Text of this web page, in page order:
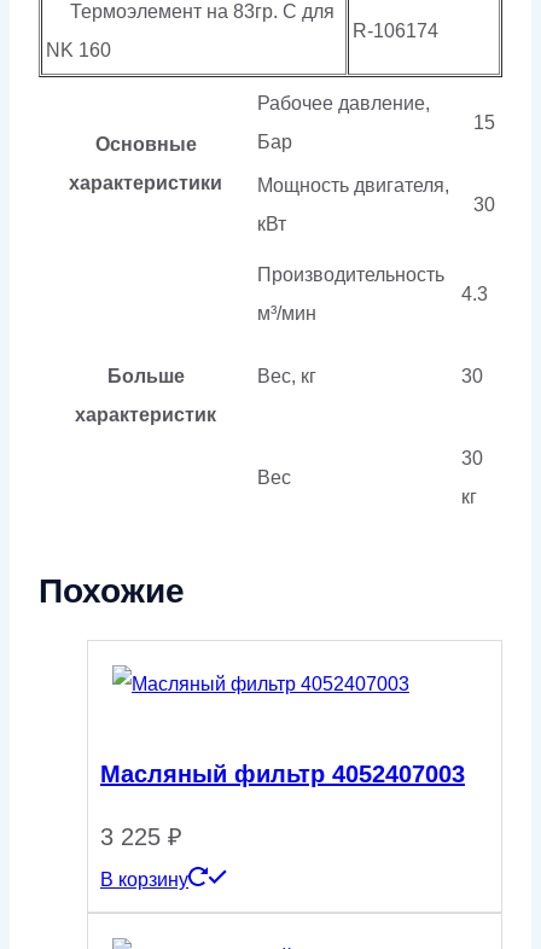
Термоэлемент на 83гр. С для
NK 160
R-106174
Основные
характеристики
Рабочее давление,
Бар
15
Мощность двигателя,
кВт
30
Больше
характеристик
Производительность
м³/мин
4.3
Вес, кг 30
Вес
30
кг
Похожие
Масляный фильтр 4052407003
3 225 ₽
В корзину